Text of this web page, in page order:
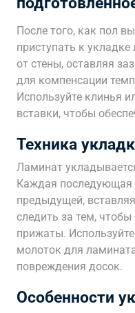
После того, как пол
приступать к
от стены, оставляя
для компенсации
Используйте клинья
вставки, чтобы
Техника
Ламинат
Каждая последующая
предыдущей,
следить за тем,
прижаты.
молоток для
повреждения досок.
Особенности